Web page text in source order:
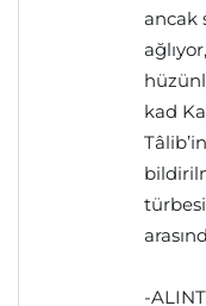
ancak
kad
-